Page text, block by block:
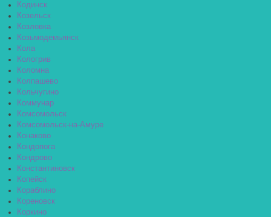
Кодинск
Козельск
Козловка
Козьмодемьянск
Кола
Кологрив
Коломна
Колпашево
Кольчугино
Коммунар
Комсомольск
Комсомольск-на-Амуре
Конаково
Кондопога
Кондрово
Константиновск
Копейск
Кораблино
Кореновск
Коркино